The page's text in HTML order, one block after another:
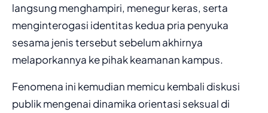
langsung menghampiri, menegur keras, serta
menginterogasi identitas kedua pria penyuka
sesama jenis tersebut sebelum akhirnya
melaporkannya ke pihak keamanan kampus.
Fenomena ini kemudian memicu kembali diskusi
publik mengenai dinamika orientasi seksual di